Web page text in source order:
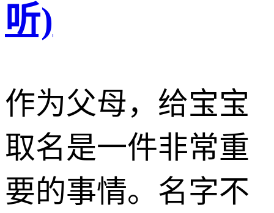
听)
作为父母，给宝宝
取名是一件非常重
要的事情。名字不